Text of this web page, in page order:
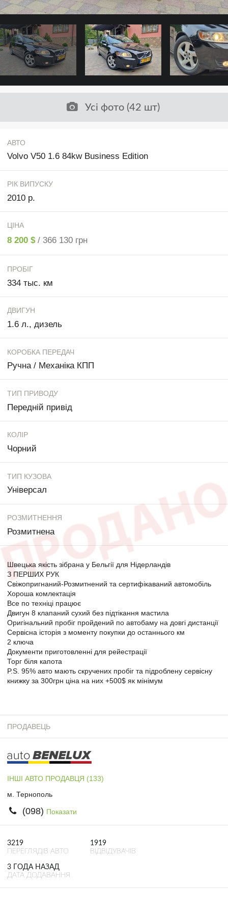
Усі фото (42 шт)
АВТО
Volvo V50 1.6 84kw Business Edition
РІК ВИПУСКУ
2010 р.
ЦІНА
8 200 $ / 366 130 грн
ПРОБІГ
334 тыс. км
ДВИГУН
1.6 л., дизель
КОРОБКА ПЕРЕДАЧ
Ручна / Механіка КПП
ТИП ПРИВОДУ
Передній привід
КОЛІР
Чорний
ТИП КУЗОВА
Універсал
РОЗМИТНЕННЯ
Розмитнена
Швецька якість зібрана у Бельгії для Нідерландів
З ПЕРШИХ РУК
Свіжопригнаний-Розмитнений та сертифікаваний автомобіль
Хороша комлектація
Все по техніці працює
Двигун 8 клапаний сухий без підтікання мастила
Оригінальний пробіг пройдений по автобаму на довгі дистанції
Сервісна історія з моменту покупки до останнього км
2 ключа
Документи приготовленні для рейестрації
Торг біля капота
P.S. 95% авто мають скручених пробіг та підроблену сервісну
книжку за 300грн ціна на них +500$ як мінімум
ПРОДАВЕЦЬ
ІНШІ АВТО ПРОДАВЦЯ (133)
м. Тернополь
(098) Показати
3219
ПЕРЕГЛЯДІВ АВТО
1919
ВІДВІДУВАЧІВ
3 ГОДА НАЗАД
ДАТА ДОДАВАННЯ